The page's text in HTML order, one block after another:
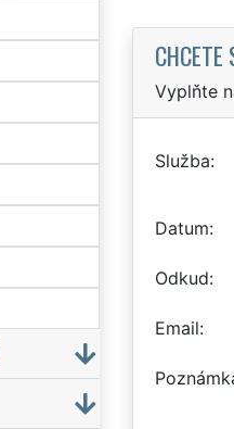
CHCETE
Vyplňte
Služba
Datum
Odkud
Email